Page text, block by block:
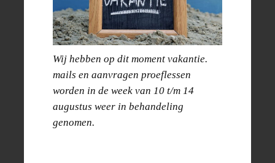
te melden voor de wachtlijst zodat je bericht krijgt
als er weer plek beschikbaar is.
Laat de creativiteit van je kind tot leven komen in
onze Vrije Expressie Kunstclub! In deze
inspirerende lessen draait alles om ontdekken,
experimenteren en plezier maken met kunst. Er
zijn geen regels of vaste kaders – kinderen krijgen
de ruimte om hun eigen ideeën, gevoelens en
Wij hebben op dit moment vakantie.
mails en aanvragen proeflessen
worden in de week van 10 t/m 14
augustus weer in behandeling
genomen.